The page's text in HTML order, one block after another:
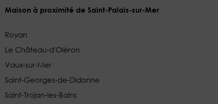
Maison à proximité de Saint-Palais-sur-Mer
Royan
Le Château-d'Oléron
Vaux-sur-Mer
Saint-Georges-de-Didonne
Saint-Trojan-les-Bains